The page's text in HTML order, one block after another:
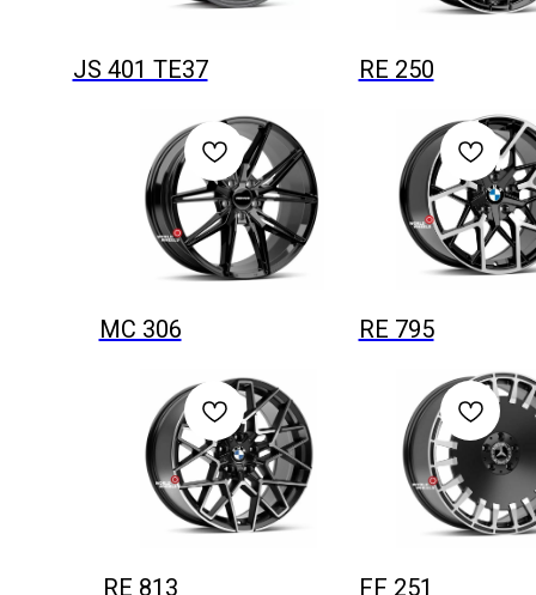
JS 401 TE37 RE 250
MC 306 RE 795
RE 813 FF 251